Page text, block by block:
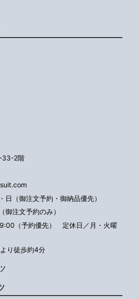
33-2階
日（御注文予約・御納品優先）
御注文予約のみ）
（予約優先） 定休日／月・火曜
り徒歩約4分